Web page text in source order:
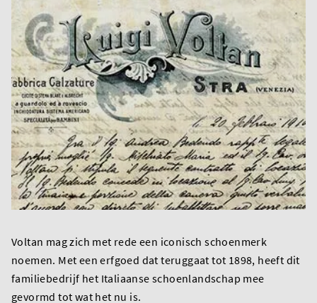
Voltan mag zich met rede een iconisch schoenmerk
noemen. Met een erfgoed dat teruggaat tot 1898, heeft dit
familiebedrijf het Italiaanse schoenlandschap mee
gevormd tot wat het nu is.